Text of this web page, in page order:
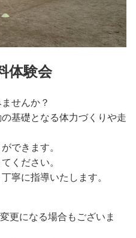
体験会
せんか？
基礎となる体力づくりや走
できます。
ください。
寧に指導いたします。
更になる場合もございま